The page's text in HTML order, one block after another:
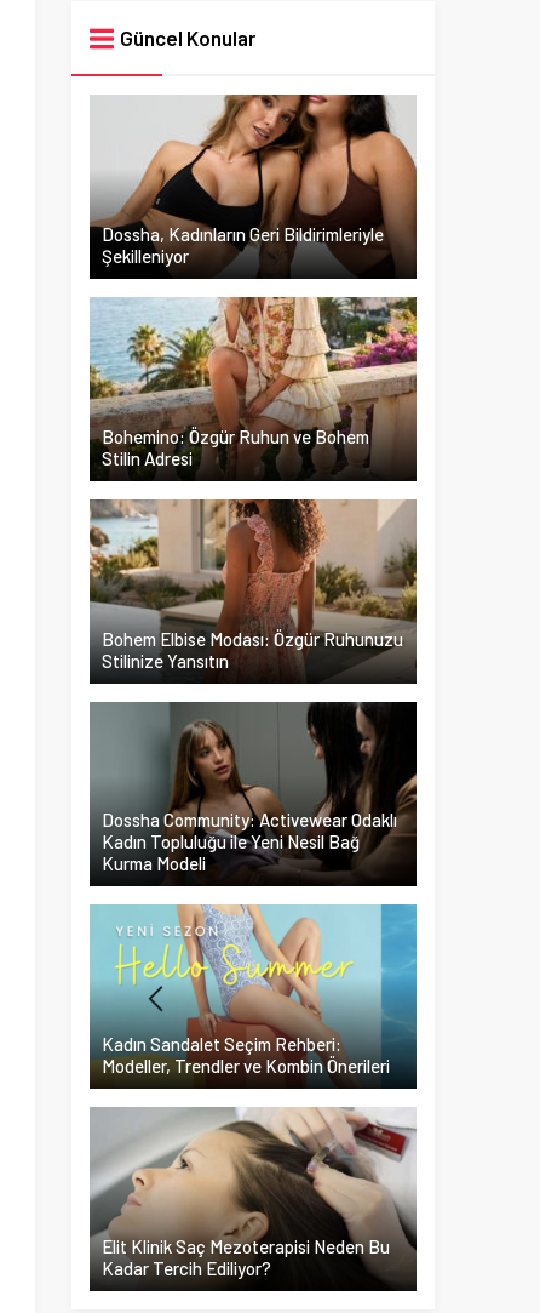
Güncel Konular
Dossha, Kadınların Geri Bildirimleriyle
Şekilleniyor
Bohemino: Özgür Ruhun ve Bohem
Stilin Adresi
Bohem Elbise Modası: Özgür Ruhunuzu
Stilinize Yansıtın
Dossha Community: Activewear Odaklı
Kadın Topluluğu ile Yeni Nesil Bağ
Kurma Modeli
Kadın Sandalet Seçim Rehberi:
Modeller, Trendler ve Kombin Önerileri
Elit Klinik Saç Mezoterapisi Neden Bu
Kadar Tercih Ediliyor?